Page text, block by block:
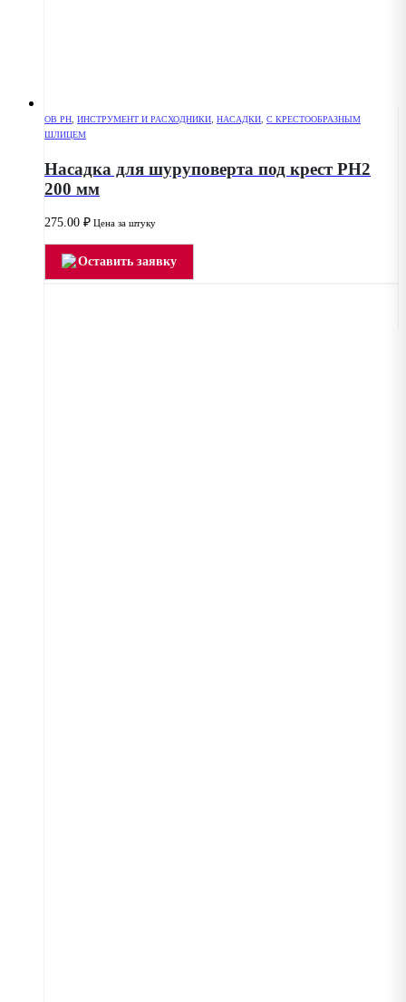
OB PH ИНСТРУМЕНТ И РАСХОДНИКИ НАСАДКИ С КРЕСТООБРАЗНЫМ
ШЛИЦЕМ
Насадка для шуруповерта под крест РН2
200 мм
275.00 ₽ Цена за штуку
Оставить заявку